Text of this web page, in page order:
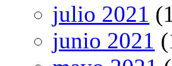
julio 2021
junio 2021